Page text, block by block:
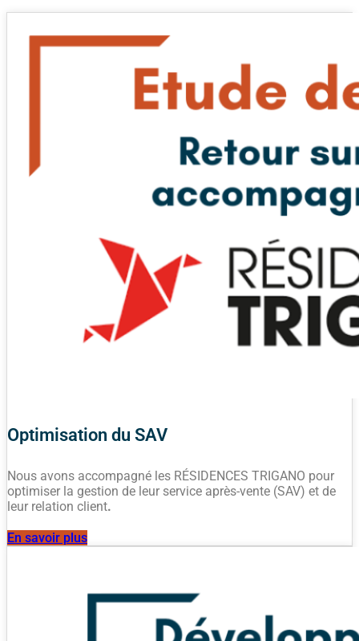
Optimisation du SAV
Nous avons accompagné les RÉSIDENCES TRIGANO pour
optimiser la gestion de leur service après-vente (SAV) et de
leur relation client.
En savoir plus